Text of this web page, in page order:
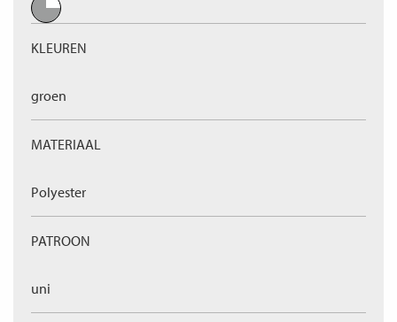
KLEUREN
groen
MATERIAAL
Polyester
PATROON
uni